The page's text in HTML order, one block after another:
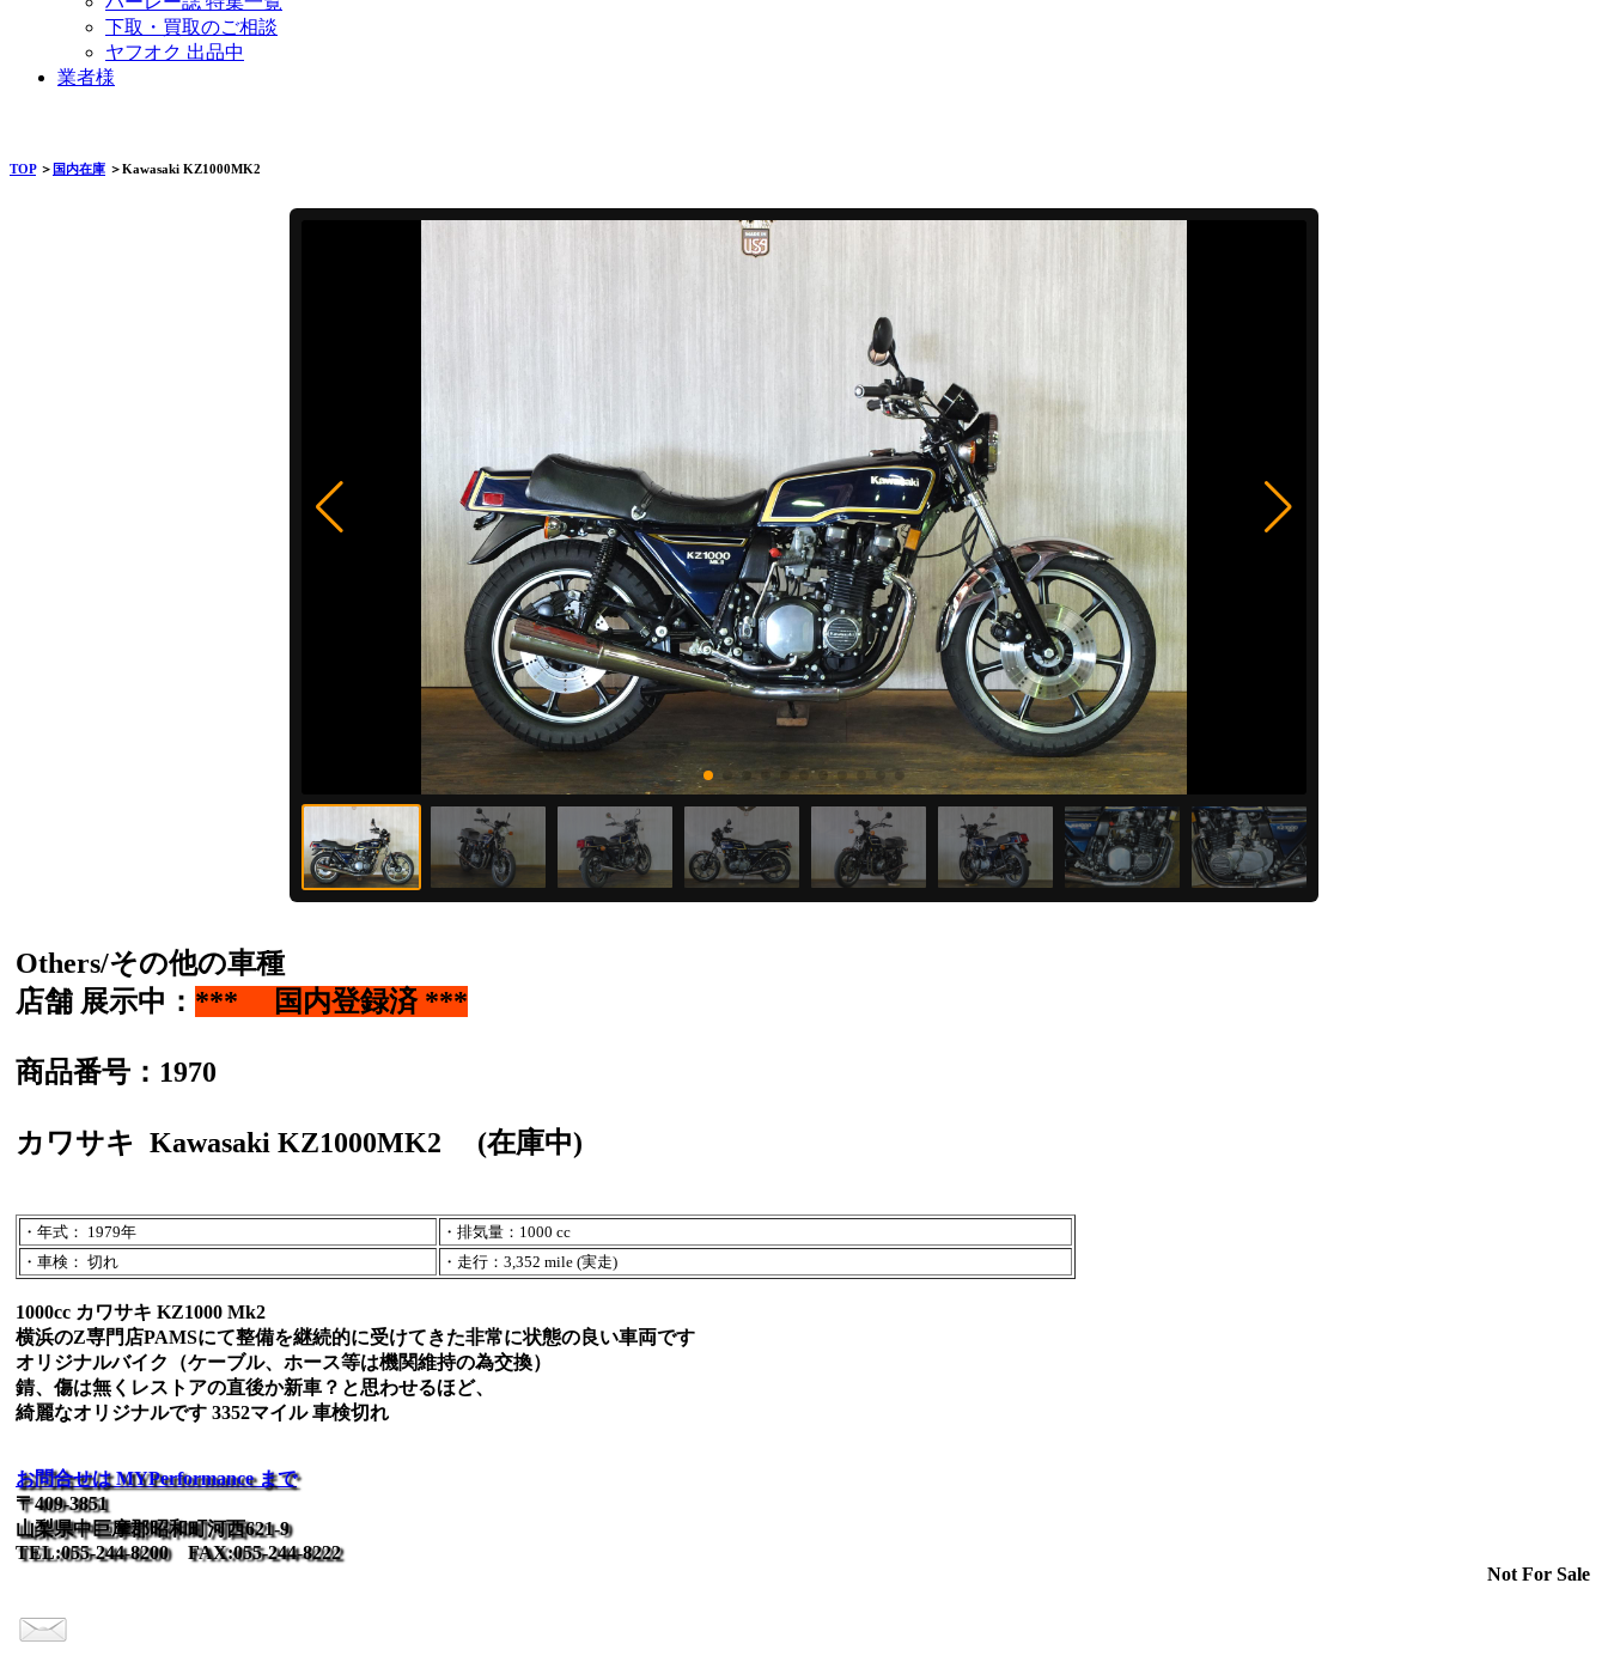
下取・買取のご相談
ヤフオク 出品中
業者様
TOP＞ 国内在庫 ＞Kawasaki KZ1000MK2
Others/その他の車種
店舗 展示中： *** 国内登録済 ***
商品番号：1970
カワサキ Kawasaki KZ1000MK2 (在庫中)
・年式： 1979年
・排気量：1000 cc
・車検： 切れ
・走行：3,352 mile (実走)
1000cc カワサキ KZ1000 Mk2
横浜のZ専門店PAMSにて整備を継続的に受けてきた非常に状態の良い車両です
オリジナルバイク（ケーブル、ホース等は機関維持の為交換）
錆、傷は無くレストアの直後か新車？と思わせるほど、
綺麗なオリジナルです 3352マイル 車検切れ
お問合せは MYPerformance まで
〒409-3851
山梨県中巨摩郡昭和町河西621-9
TEL:055-244-8200 FAX:055-244-8222
Not For Sale